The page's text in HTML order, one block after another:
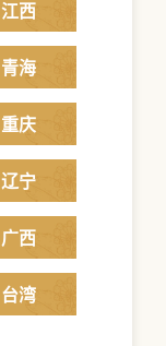
江西
青海
重庆
辽宁
广西
台湾